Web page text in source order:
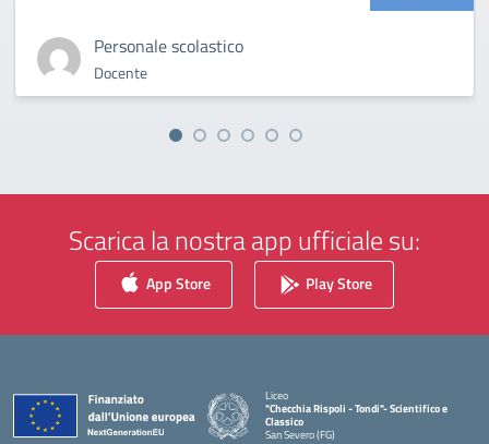
Personale scolastico
Docente
Scarica la nostra app ufficiale su:
App Store Play Store
Liceo
"Checchia Rispoli - Tondi"- Scientifico e
Classico
San Severo (FG)